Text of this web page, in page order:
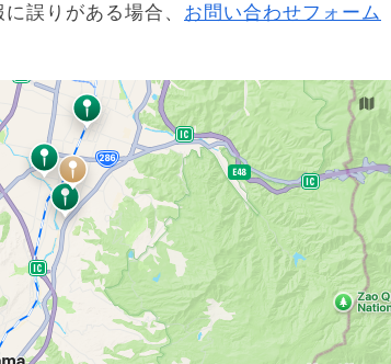
誤りがある場合、 お問い合わせフォーム